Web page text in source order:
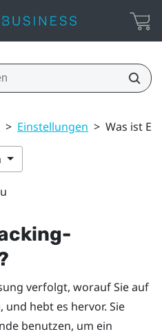
> Einstellungen > Was ist
verfolgt, worauf Sie auf
und hebt es hervor. Sie
benutzen, um ein